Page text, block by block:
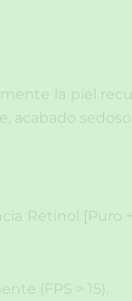
la piel
acabado
Retinol [Puro
(FPS > 15).